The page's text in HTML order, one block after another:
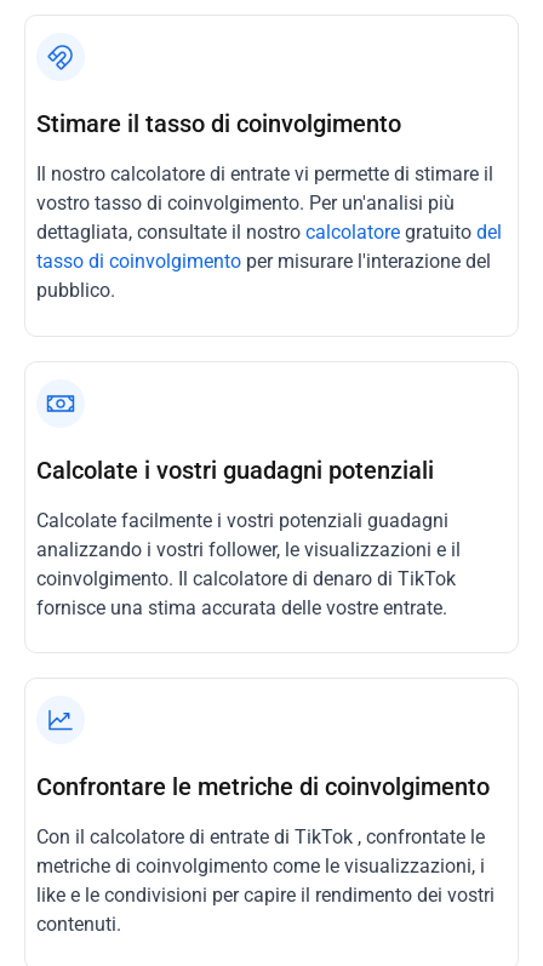
Stimare il tasso di coinvolgimento
Il nostro calcolatore di entrate vi permette di stimare il
vostro tasso di coinvolgimento. Per un'analisi più
dettagliata, consultate il nostro calcolatore gratuito del
tasso di coinvolgimento per misurare l'interazione del
pubblico.
Calcolate i vostri guadagni potenziali
Calcolate facilmente i vostri potenziali guadagni
analizzando i vostri follower, le visualizzazioni e il
coinvolgimento. Il calcolatore di denaro di TikTok
fornisce una stima accurata delle vostre entrate.
Confrontare le metriche di coinvolgimento
Con il calcolatore di entrate di TikTok , confrontate le
metriche di coinvolgimento come le visualizzazioni, i
like e le condivisioni per capire il rendimento dei vostri
contenuti.